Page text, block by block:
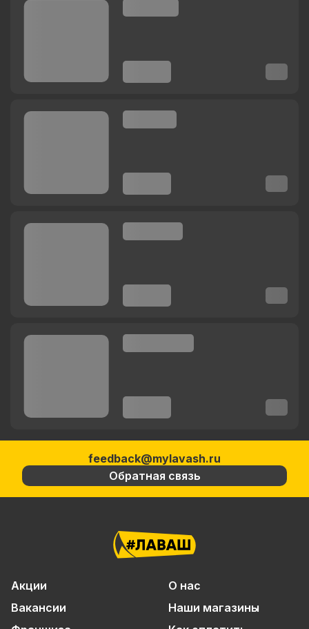
feedback@mylavash.ru
Обратная связь
Акции
О нас
Вакансии
Наши магазины